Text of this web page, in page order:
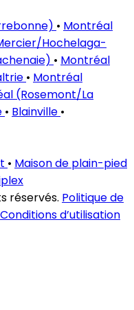
• Montréal
Hochelaga-
• Montréal
• Montréal
(Rosemont/La
• Blainville •
• Maison de plain-pied
réservés. Politique de
Conditions d’utilisation